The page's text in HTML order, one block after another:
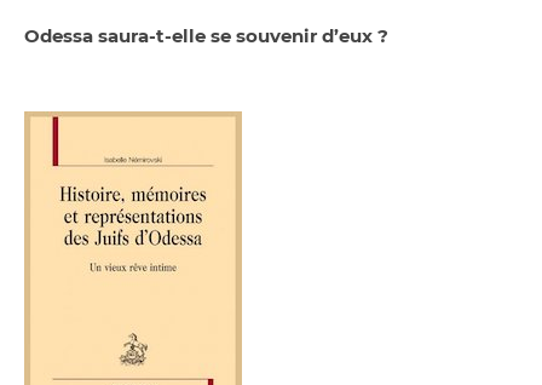
Odessa saura-t-elle se souvenir d’eux ?